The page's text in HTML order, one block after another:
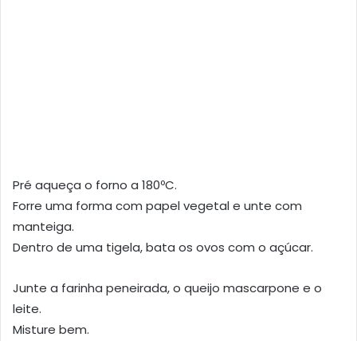
Pré aqueça o forno a 180ºC.
Forre uma forma com papel vegetal e unte com
manteiga.
Dentro de uma tigela, bata os ovos com o açúcar.
Junte a farinha peneirada, o queijo mascarpone e o
leite.
Misture bem.